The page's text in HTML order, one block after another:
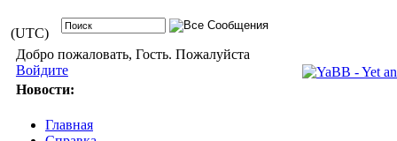
(UTC)
Добро пожаловать, Гость. Пожалуйста
Войдите
Новости:
Главная